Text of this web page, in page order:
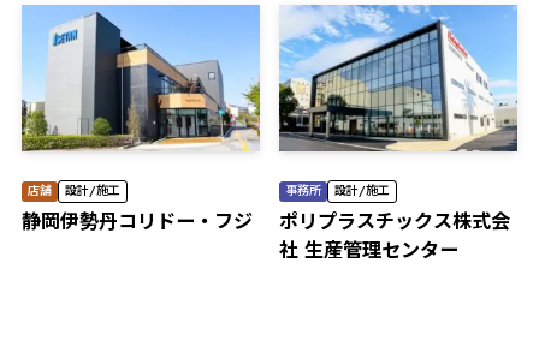
店舗 設計/施工
静岡伊勢丹コリドー・フジ
事務所 設計/施工
ポリプラスチックス株式会
社 生産管理センター